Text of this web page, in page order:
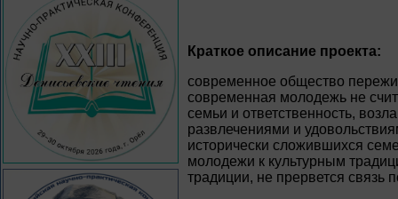
Краткое описание проекта:
современное общество
современная молодежь не
семьи и ответственность,
развлечениями и
исторически сложившихся
молодежи к культурным
традиции, не прервется связь